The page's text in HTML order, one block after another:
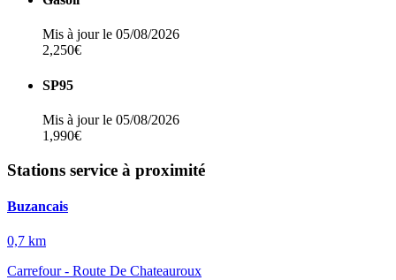
Mis à jour le 05/08/2026
2,250€
SP95
Mis à jour le 05/08/2026
1,990€
Stations service à proximité
Buzancais
0,7 km
Carrefour - Route De Chateauroux